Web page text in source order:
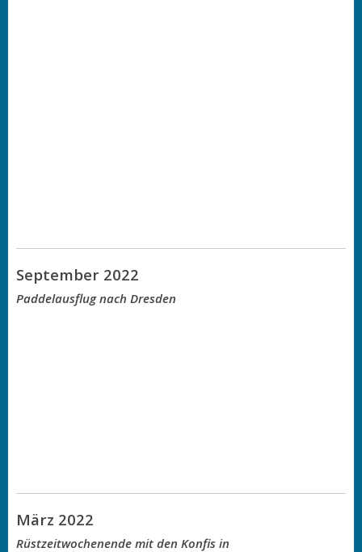
September 2022
Paddelausflug nach Dresden
März 2022
Rüstzeitwochenende mit den Konfis in